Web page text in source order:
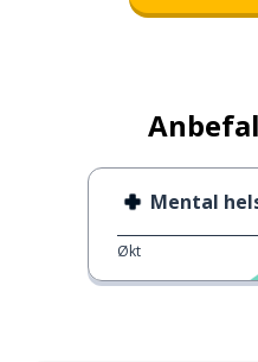
Mental
Økt